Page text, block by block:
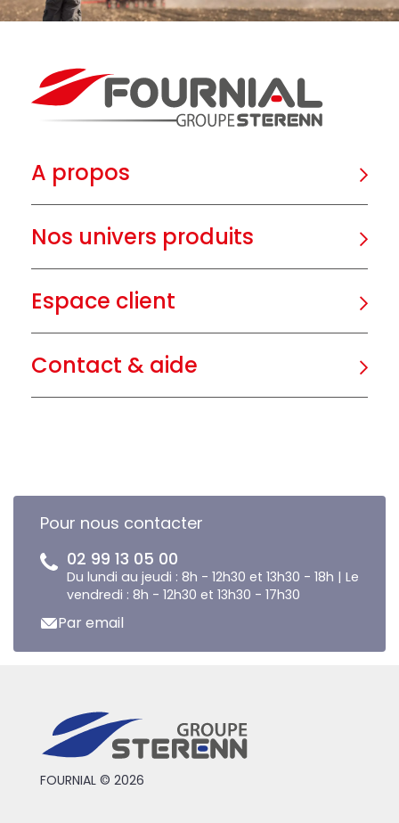
A propos
Nos univers produits
Espace client
Contact & aide
Pour nous contacter
02 99 13 05 00
Du lundi au jeudi : 8h - 12h30 et 13h30 - 18h | Le
vendredi : 8h - 12h30 et 13h30 - 17h30
Par email
FOURNIAL © 2026